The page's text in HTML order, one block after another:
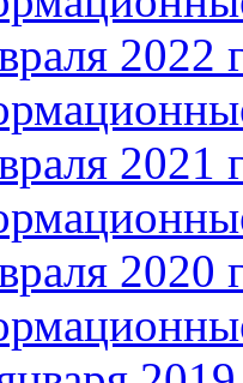
2022
2021
2020